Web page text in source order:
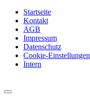
Startseite
Kontakt
AGB
Impressum
Datenschutz
Cookie-Einstellungen
Intern